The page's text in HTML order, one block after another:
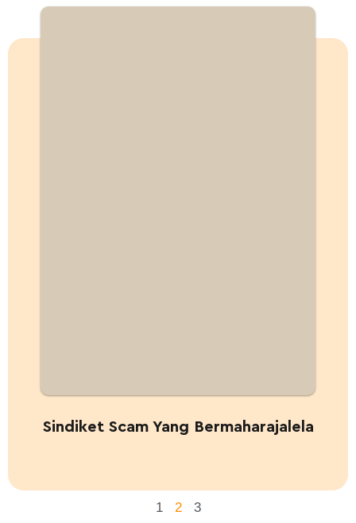
Sindiket Scam Yang Bermaharajalela
1 2 3